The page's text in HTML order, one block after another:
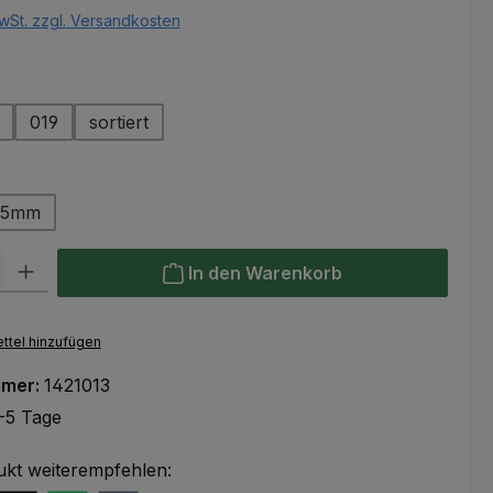
zzgl. Versandkosten
019
sortiert
Gib den gewünschten Wert ein oder benutze die Schaltflächen
In den Warenkorb
hinzufügen
1421013
Tage
weiterempfehlen: